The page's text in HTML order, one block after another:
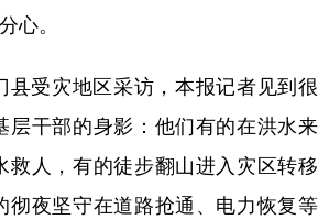
心。
受灾地区采访，本报记者见到很
层干部的身影：他们有的在洪水来
救人，有的徒步翻山进入灾区转移
彻夜坚守在道路抢通、电力恢复等